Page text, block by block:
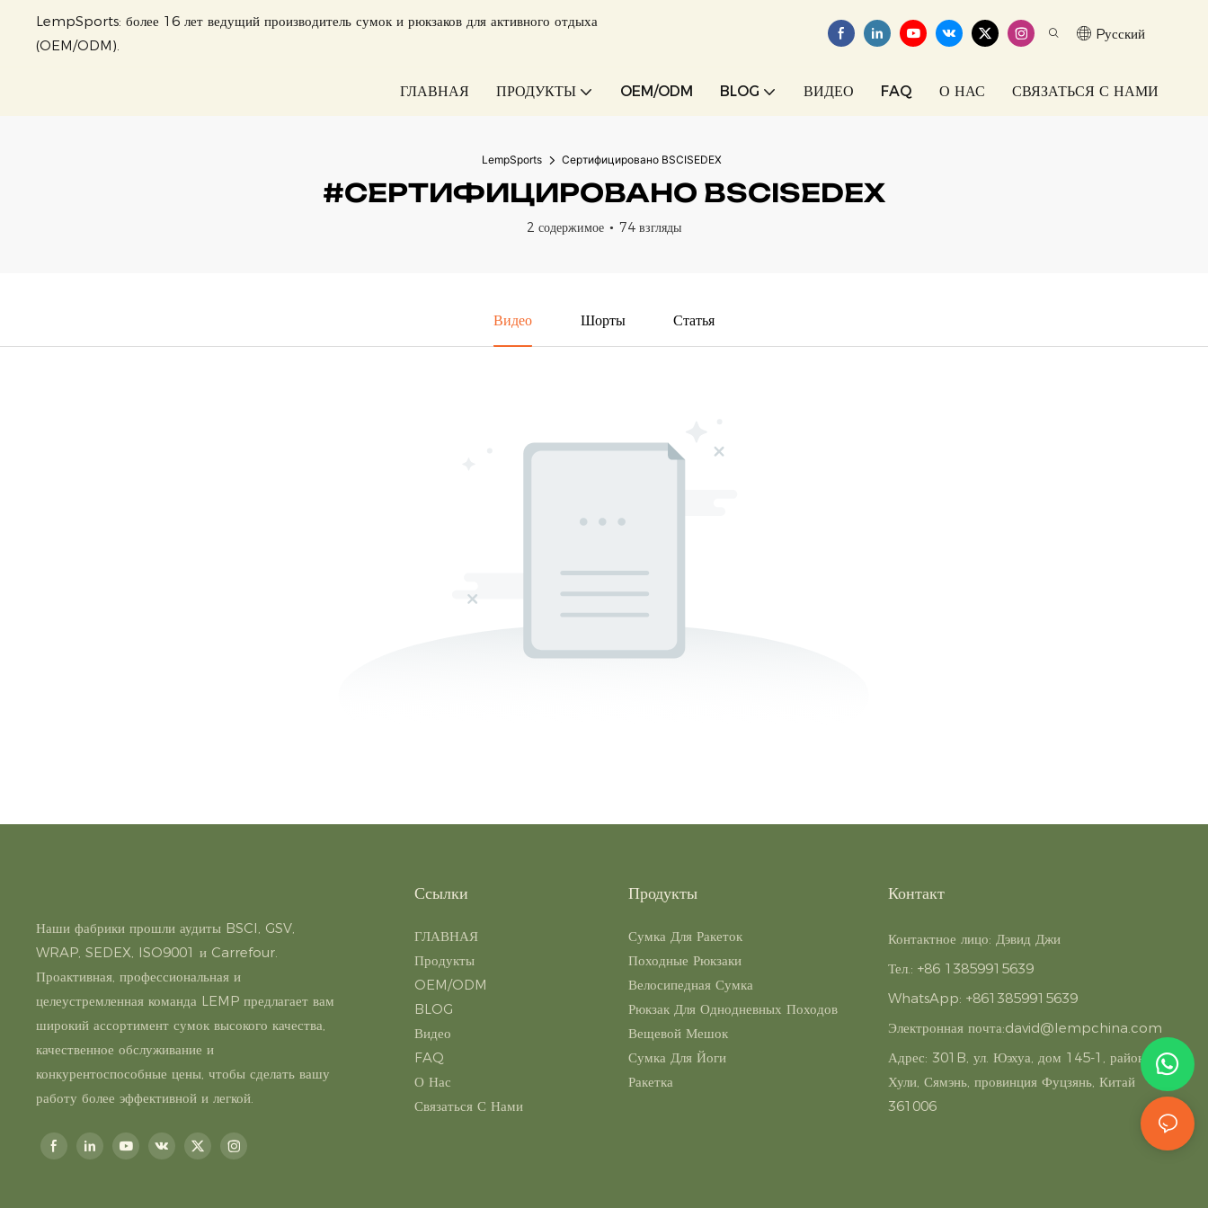
LempSports: более 16 лет ведущий производитель сумок и рюкзаков для активного отдыха
(OEM/ODM).
Pусский
ГЛАВНАЯ ПРОДУКТЫ OEM/ODM BLOG ВИДЕО FAQ О НАС СВЯЗАТЬСЯ С НАМИ
LempSports Сертифицировано BSCISEDEX
#СЕРТИФИЦИРОВАНО BSCISEDEX
2 содержимое 74 взгляды
Видео Шорты Статья
Наши фабрики прошли аудиты BSCI, GSV,
WRAP, SEDEX, ISO9001 и Carrefour.
Проактивная, профессиональная и
целеустремленная команда LEMP предлагает вам
широкий ассортимент сумок высокого качества,
качественное обслуживание и
конкурентоспособные цены, чтобы сделать вашу
работу более эффективной и легкой.
Ссылки
ГЛАВНАЯ
Продукты
OEM/ODM
BLOG
Видео
FAQ
О Нас
Связаться С Нами
Продукты
Сумка Для Ракеток
Походные Рюкзаки
Велосипедная Сумка
Рюкзак Для Однодневных Походов
Вещевой Мешок
Сумка Для Йоги
Ракетка
Контакт
Контактное лицо: Дэвид Джи
Тел.: +86 13859915639
WhatsApp: +8613859915639
Электронная почта:david@lempchina.com
Адрес: 301B, ул. Юэхуа, дом 145-1, район
Хули, Сямэнь, провинция Фуцзянь, Китай
361006